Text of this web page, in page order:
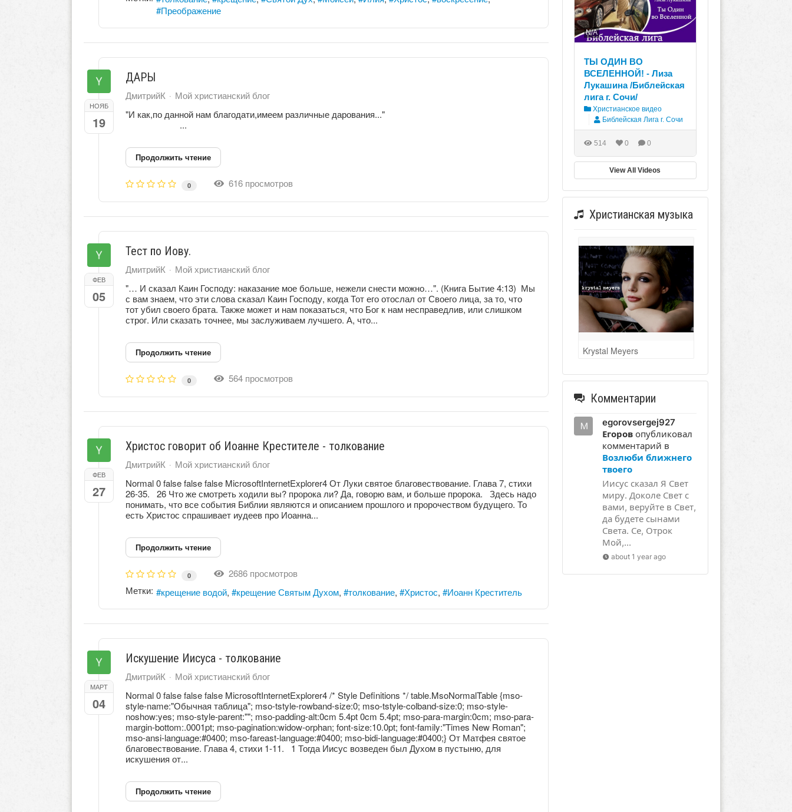
Преображение
НОЯБ
19
ДАРЫ
ДмитрийК
Мой христианский блог
"И как,по данной нам благодати,имеем различные дарования..."
...
Продолжить чтение
0 616 просмотров
ФЕВ
05
Тест по Иову.
ДмитрийК
Мой христианский блог
"… И сказал Каин Господу: наказание мое больше, нежели снести можно…". (Книга Бытие 4:13) Мы
с вам знаем, что эти слова сказал Каин Господу, когда Тот его отослал от Своего лица, за то, что
тот убил своего брата. Также может и нам показаться, что Бог к нам несправедлив, или слишком
строг. Или сказать точнее, мы заслуживаем лучшего. А, что...
Продолжить чтение
0 564 просмотров
ФЕВ
27
Христос говорит об Иоанне Крестителе - толкование
ДмитрийК
Мой христианский блог
Normal 0 false false false MicrosoftInternetExplorer4 От Луки святое благовествование. Глава 7, стихи
26-35. 26 Что же смотреть ходили вы? пророка ли? Да, говорю вам, и больше пророка. Здесь надо
понимать, что все события Библии являются и описанием прошлого и пророчеством будущего. То
есть Христос спрашивает иудеев про Иоанна...
Продолжить чтение
0
2686 просмотров
Метки:
крещение водой крещение Святым Духом толкование Христос Иоанн Креститель
МАРТ
04
Искушение Иисуса - толкование
ДмитрийК
Мой христианский блог
Normal 0 false false false MicrosoftInternetExplorer4 /* Style Definitions */ table.MsoNormalTable {mso-
style-name:"Обычная таблица"; mso-tstyle-rowband-size:0; mso-tstyle-colband-size:0; mso-style-
noshow:yes; mso-style-parent:""; mso-padding-alt:0cm 5.4pt 0cm 5.4pt; mso-para-margin:0cm; mso-para-
margin-bottom:.0001pt; mso-pagination:widow-orphan; font-size:10.0pt; font-family:"Times New Roman";
mso-ansi-language:#0400; mso-fareast-language:#0400; mso-bidi-language:#0400;} От Матфея святое
благовествование. Глава 4, стихи 1-11. 1 Тогда Иисус возведен был Духом в пустыню, для
искушения от...
Продолжить чтение
N/A
ТЫ ОДИН ВО
ВСЕЛЕННОЙ! - Лиза
Лукашина /Библейская
лига г. Сочи/
Христианское видео
Библейская Лига г. Сочи
514 0 0
View All Videos
Христианская музыка
Krystal Meyers
Комментарии
egorovsergej927
Егоровопубликовал
комментарий в
Возлюби ближнего
твоего
Иисус сказал Я Свет
миру. Доколе Свет с
вами, веруйте в Свет,
да будете сынами
Света. Се, Отрок
Мой,...
about 1 year ago